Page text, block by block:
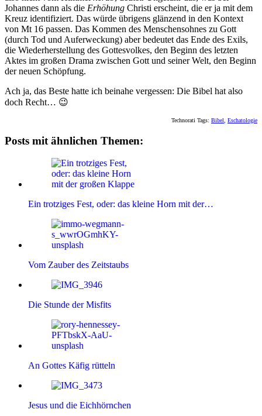
Johannes dann als die Erhöhung Christi erscheint, die er ja mit dem
Kreuz identifiziert. Das würde übrigens glänzend in den Kontext
von Mt 16 passen. Das Kommen des Menschensohnes zu Gott
(durch Tod und Auferweckung) aber bedeutet das Ende des Exils,
die Wiederherstellung des Gottesvolkes, den Beginn des letzten
Aktes im großen Drama zwischen Gott und seiner Welt, den Beginn
der neuen Schöpfung.
Ach ja, das Beste hatte ich beinahe vergessen: Die Bibel hat also
doch Recht… 😉
Technorati Tags: Bibel Eschatologie
Posts mit ähnlichen Themen:
Ein trotziges Fest, oder: das kleine Horn mit der…
Vom Zauber des Zeitstaubs
Die Stunde der Misfits
An Gottes Käfig rütteln
Jesus und die Eichhörnchen